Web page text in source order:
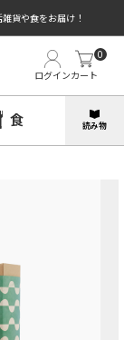
貨や食をお届け！
ログインカート
0
食 読み物